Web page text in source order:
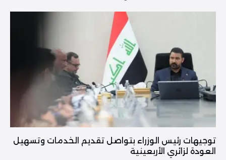
توجيهات رئيس الوزراء بتواصل تقديم الخدمات وتسهيل
العودة لزائري الأربعينية